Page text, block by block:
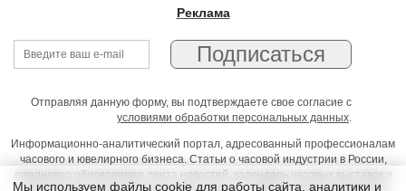
Реклама
Отправляя данную форму, вы подтверждаете свое согласие с
условиями обработки персональных данных.
Информационно-аналитический портал, адресованный профессионалам
часового и ювелирного бизнеса. Статьи о часовой индустрии в России,
ежедневно обновляемая лента новостей, календарь часовых выставок и
Мы используем файлы cookie для работы сайта, аналитики и